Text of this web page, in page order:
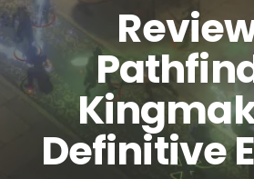
Definitive